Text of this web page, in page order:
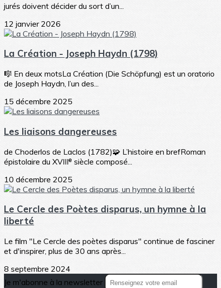
jurés doivent décider du sort d’un...
12 janvier 2026
La Création - Joseph Haydn (1798)
🎼 En deux motsLa Création (Die Schöpfung) est un oratorio
de Joseph Haydn, l’un des...
15 décembre 2025
Les liaisons dangereuses
de Choderlos de Laclos (1782)🧩 L’histoire en brefRoman
épistolaire du XVIIIᵉ siècle composé...
10 décembre 2025
Le Cercle des Poètes disparus, un hymne à la
liberté
Le film "Le Cercle des poètes disparus" continue de fasciner
et d'inspirer, plus de 30 ans après...
8 septembre 2024
Je m'abonne à la newsletter